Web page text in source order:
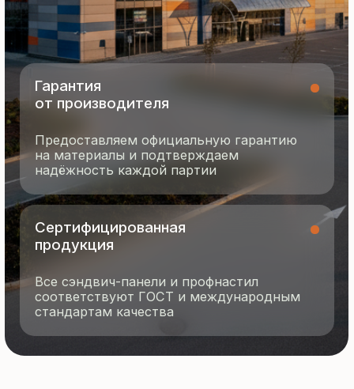
termopanel-m@mail.ru
Контакты
Документация
Новости
Технология производства
О компании
Портфолио
Продукция
8 495 055 96 59
Разработка сайта
Политика конфиденциальности
пн-пт с 9:00 до 17:00
г. Москва, ул. Русинская Роща, д. 55
© 2025 Все права защищены